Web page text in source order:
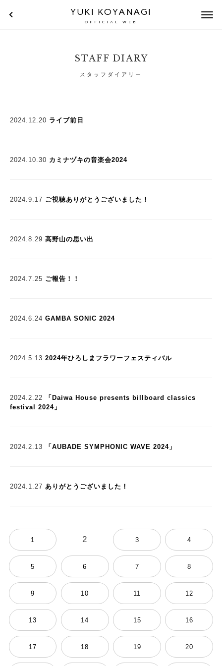
YUKI KOYANAGI
OFFICIAL WEB
STAFF DIARY
スタッフダイアリー
2024.12.20 ライブ前日
2024.10.30 カミナヅキの音楽会2024
2024.9.17 ご視聴ありがとうございました！
2024.8.29 高野山の思い出
2024.7.25 ご報告！！
2024.6.24 GAMBA SONIC 2024
2024.5.13 2024年ひろしまフラワーフェスティバル
2024.2.22
「Daiwa House presents billboard classics
festival 2024」
2024.2.13 「AUBADE SYMPHONIC WAVE 2024」
2024.1.27 ありがとうございました！
1 2 3 4
5 6 7 8
9 10 11 12
13 14 15 16
17 18 19 20